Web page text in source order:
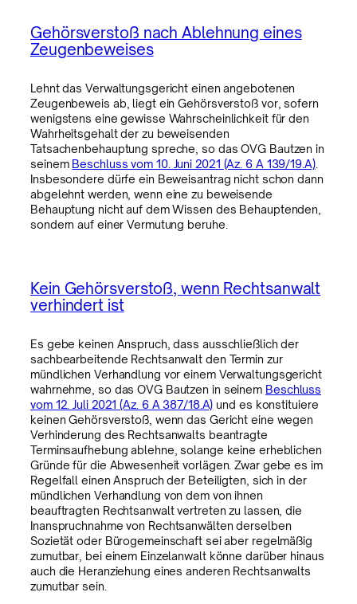
Gehörsverstoß nach Ablehnung eines
Zeugenbeweises
Lehnt das Verwaltungsgericht einen angebotenen
Zeugenbeweis ab, liegt ein Gehörsverstoß vor, sofern
wenigstens eine gewisse Wahrscheinlichkeit für den
Wahrheitsgehalt der zu beweisenden
Tatsachenbehauptung spreche, so das OVG Bautzen in
seinem Beschluss vom 10. Juni 2021 (Az. 6 A 139/19.A).
Insbesondere dürfe ein Beweisantrag nicht schon dann
abgelehnt werden, wenn eine zu beweisende
Behauptung nicht auf dem Wissen des Behauptenden,
sondern auf einer Vermutung beruhe.
Kein Gehörsverstoß, wenn Rechtsanwalt
verhindert ist
Es gebe keinen Anspruch, dass ausschließlich der
sachbearbeitende Rechtsanwalt den Termin zur
mündlichen Verhandlung vor einem Verwaltungsgericht
wahrnehme, so das OVG Bautzen in seinem Beschluss
vom 12. Juli 2021 (Az. 6 A 387/18.A) und es konstituiere
keinen Gehörsverstoß, wenn das Gericht eine wegen
Verhinderung des Rechtsanwalts beantragte
Terminsaufhebung ablehne, solange keine erheblichen
Gründe für die Abwesenheit vorlägen. Zwar gebe es im
Regelfall einen Anspruch der Beteiligten, sich in der
mündlichen Verhandlung von dem von ihnen
beauftragten Rechtsanwalt vertreten zu lassen, die
Inanspruchnahme von Rechtsanwälten derselben
Sozietät oder Bürogemeinschaft sei aber regelmäßig
zumutbar, bei einem Einzelanwalt könne darüber hinaus
auch die Heranziehung eines anderen Rechtsanwalts
zumutbar sein.